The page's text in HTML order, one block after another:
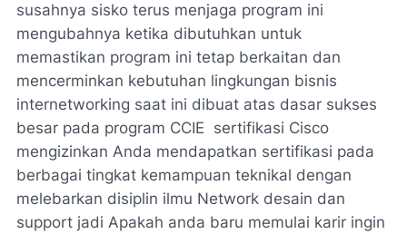
susahnya sisko terus menjaga program ini
mengubahnya ketika dibutuhkan untuk
memastikan program ini tetap berkaitan dan
mencerminkan kebutuhan lingkungan bisnis
internetworking saat ini dibuat atas dasar sukses
besar pada program CCIE sertifikasi Cisco
mengizinkan Anda mendapatkan sertifikasi pada
berbagai tingkat kemampuan teknikal dengan
melebarkan disiplin ilmu Network desain dan
support jadi Apakah anda baru memulai karir ingin